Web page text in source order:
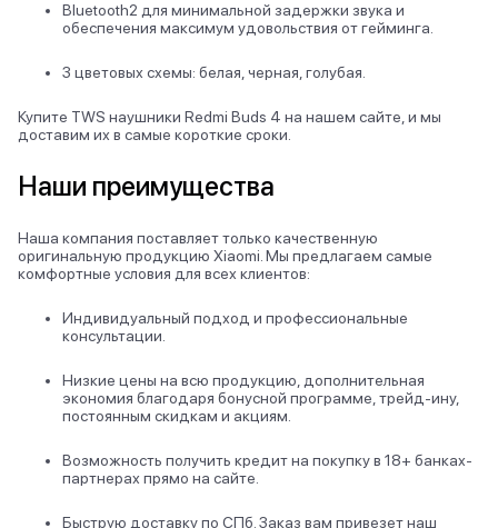
Bluetooth2 для минимальной задержки звука и
обеспечения максимум удовольствия от гейминга.
3 цветовых схемы: белая, черная, голубая.
Купите TWS наушники Redmi Buds 4 на нашем сайте, и мы
доставим их в самые короткие сроки.
Наши преимущества
Наша компания поставляет только качественную
оригинальную продукцию Xiaomi. Мы предлагаем самые
комфортные условия для всех клиентов:
Индивидуальный подход и профессиональные
консультации.
Низкие цены на всю продукцию, дополнительная
экономия благодаря бонусной программе, трейд-ину,
постоянным скидкам и акциям.
Возможность получить кредит на покупку в 18+ банках-
партнерах прямо на сайте.
Быструю доставку по СПб. Заказ вам привезет наш